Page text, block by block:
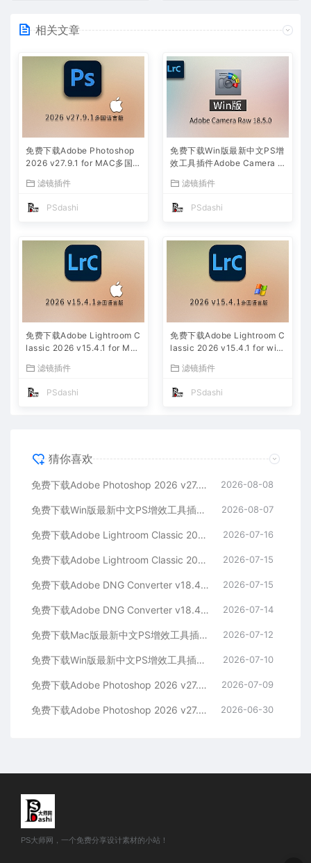
相关文章
免费下载Adobe Photoshop
2026 v27.9.1 for MAC多国
激活一键安装包Ai智能修图设
计师平面设计工具
滤镜插件
PSdashi
免费下载Win版最新中文PS增
效工具插件Adobe Camera R
后期一键安装包预设Lrc照片
文件文档格式打开处理编辑
滤镜插件
PSdashi
免费下载Adobe Lightroom C
lassic 2026 v15.4.1 for Mac
安装包摄影后期照片图片编辑
滤镜插件
PSdashi
免费下载Adobe Lightroom C
lassic 2026 v15.4.1 for win
安装包摄影后期照片图片编辑
滤镜插件
PSdashi
猜你喜欢
免费下载Adobe Photoshop 2026 v27.9.1 for MAC多国语言版正式中文最新PS软件激活一键安装包Ai智能修图设计师平面设计工具 2026-08-08
免费下载Win版最新中文PS增效工具插件Adobe Camera Raw 2026 ACR v18.5.0 摄影后期一键安装包预设Lrc照片文件文档格式打开处理编辑 2026-08-07
免费下载Adobe Lightroom Classic 2026 v15.4.1 for Mac多国语言版中文LrC软件激活安装包摄影后期照片图片编辑工具 2026-07-16
免费下载Adobe Lightroom Classic 2026 v15.4.1 for win多国语言版中文LrC软件激活安装包摄影后期照片图片编辑工具 2026-07-15
免费下载Adobe DNG Converter v18.4.1 for Mac多国语言中文版安装包图片RAW相机照片格式转换器Lrc数字负片PS插件软件工具 2026-07-15
免费下载Adobe DNG Converter v18.4.1 for Win多国语言中文版安装包图片RAW相机照片格式转换器Lrc数字负片PS插件软件工具 2026-07-14
免费下载Mac版最新中文PS增效工具插件Adobe Camera Raw 2026 ACR v18.4.1 摄影后期一键安装包预设Lrc照片文件文档格式打开处理编辑 2026-07-12
免费下载Win版最新中文PS增效工具插件Adobe Camera Raw 2026 ACR v18.4.1 摄影后期一键安装包预设Lrc照片文件文档格式打开处理编辑 2026-07-10
免费下载Adobe Photoshop 2026 v27.8.0.13 for MAC多国语言版正式中文最新PS软件激活一键安装包Ai智能修图设计师平面设计工具 2026-07-09
免费下载Adobe Photoshop 2026 v27.8.0.13 for win多国语言版正式中文最新PS软件激活一键安装包Ai智能修图设计师平面设计工具 2026-06-30
PS大师网，一个免费分享设计素材的小站！